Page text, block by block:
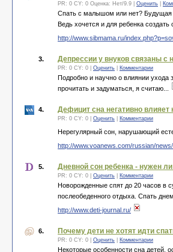
PR: 0 CY: 0 Оценка: Нет/9.9 Оценить
Спать с малышом или нет? Будущая
Ведь хочется и для ребенка
http://www.sibmama.ru/
3. Депрессии у внуков связаны с
PR: 0 CY: 0 | Оценить Комментарии
Подробно и научно о влиянии ухода
прочитать и задуматься, я считаю...
4. Дефицит сна негативно влияет
PR: 0 CY: 0 | Оценить Комментарии
Нерегулярный сон, нарушающий
http://www.voanews.com/russian/
5. Дневной сон ребенка - нужен
PR: 0 CY: 0 | Оценить Комментарии
Новорожденные спят до 20 часов в
послеобеденного отдыха. Спать
http://www.deti-journal.ru/
6. Почему дети не хотят идти
PR: 0 CY: 0 | Оценить Комментарии
Некоторые особенности сна детей,